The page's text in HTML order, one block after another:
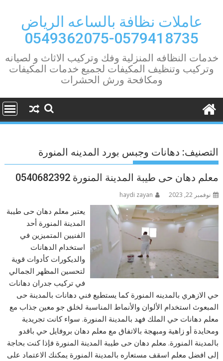
contentعاملات نظافة بالساعه الرياض
0579418735-0549362075
خدمات النظافه المنزلية وفك وتركيب الاثاث و لصيانه
وتركيب وتنظيف المكيفات لجميع خدمات المكيفات
ومكافحة ورش الحشرات
التصنيف: دهانات وجبس بورد المدينه المنورة
معلم دهان حى طيبة المدينة المنورة 0540682392
نوفمبر 22, 2023 haydi zayan
يعتبر معلم دهان حى طيبة
المدينة المنورة أحد
الفنيين المتميزين في
استخدام الدهانات
والديكورات كأدوات قوية
لتحسين المظهر الجمالي
في تركيب جدران دهانات
حي الازهري بالمدينه المنورة كما يستطيع فني دهانات بالمدينة حى
المبعوث استخدام الألوان والأنماط المناسبة لخلق جو معين جذاب مع
معلم دهانات حي الملك فهد بالمدينة المنورة. سواء كانت تجريدية
ومحايدة أو زاهية ومبهجة بالاتفاق مع معلم دهان بروفايل حي باقدو
بالمدينة المنورة. معلم دهان حى طيبة المدينة المنورة فإذا كنت بحاجة
إلى افضل معلم اسقف مستعاره بالمدينة المنورة يمكنك الاعتماد على